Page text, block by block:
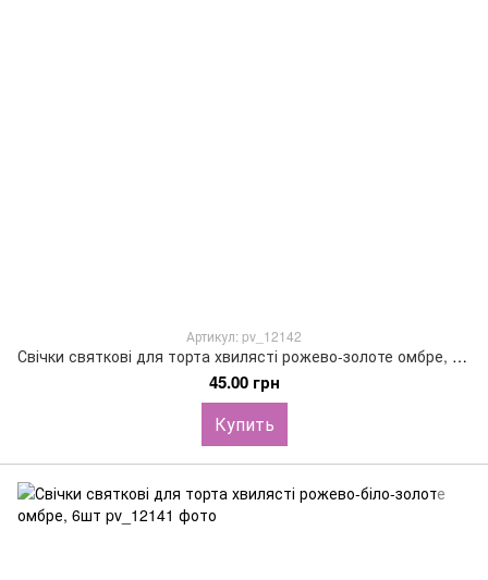
Артикул: pv_12142
Свічки святкові для торта хвилясті рожево-золоте омбре, 6шт
45.00 грн
Купить